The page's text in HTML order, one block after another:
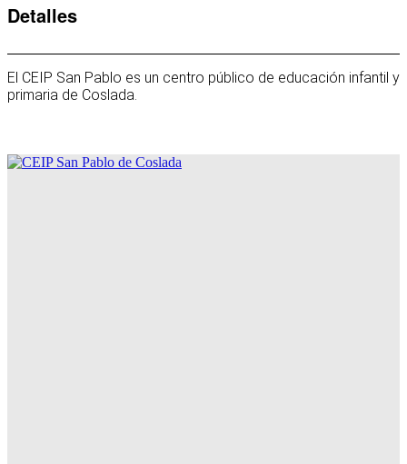
Detalles
El CEIP San Pablo es un centro público de educación infantil y
primaria de Coslada.